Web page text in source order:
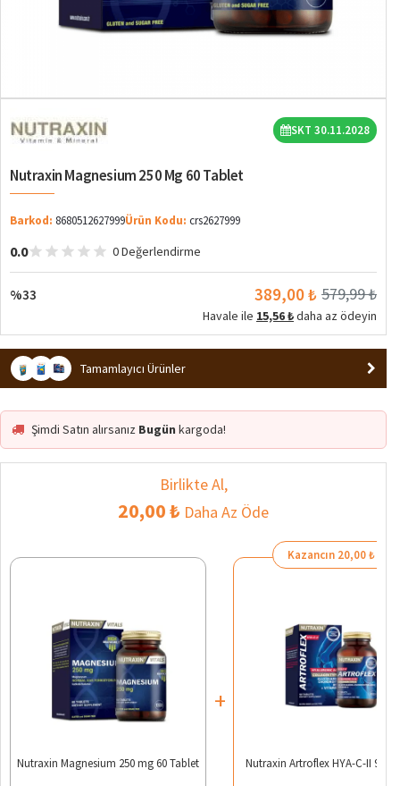
%33
SKT 30.11.2028
Nutraxin Magnesium 250 Mg 60 Tablet
Barkod: 8680512627999Ürün Kodu: crs2627999
0.0 0 Değerlendirme
%33 389,00 ₺ 579,99 ₺
Havale ile 15,56 ₺daha az ödeyin
Tamamlayıcı Ürünler
Şimdi Satın alırsanız Bugün kargoda!
Birlikte Al,
20,00 ₺ Daha Az Öde
Nutraxin Magnesium 250 mg 60 Tablet
+
Kazancın 20,00 ₺
Nutraxin Artroflex HYA-C-II 90